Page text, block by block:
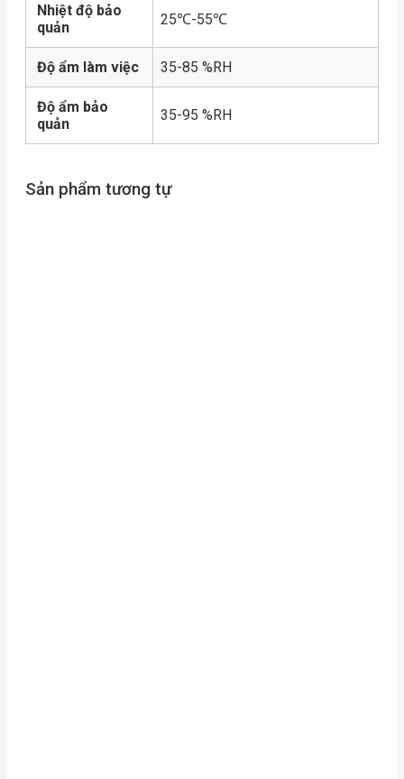
Nhiệt độ bảo
quản
25℃-55℃
Độ ẩm làm việc 35-85 %RH
Độ ẩm bảo
quản
35-95 %RH
Sản phẩm tương tự